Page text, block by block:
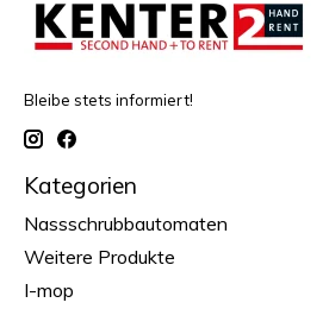
Bleibe stets informiert!
Kategorien
Nassschrubbautomaten
Weitere Produkte
I-mop